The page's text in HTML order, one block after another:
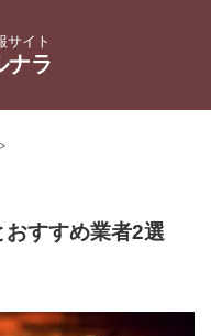
サイト
ナラ
おすすめ業者2選